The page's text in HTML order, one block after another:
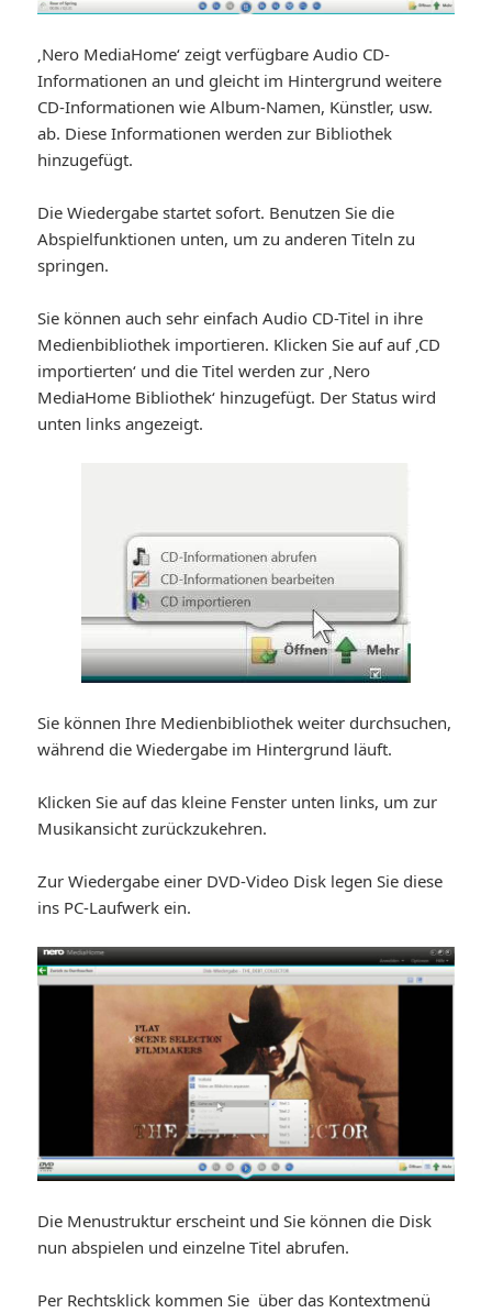
‚Nero MediaHome‘ zeigt verfügbare Audio CD-
Informationen an und gleicht im Hintergrund weitere
CD-Informationen wie Album-Namen, Künstler, usw.
ab. Diese Informationen werden zur Bibliothek
hinzugefügt.
Die Wiedergabe startet sofort. Benutzen Sie die
Abspielfunktionen unten, um zu anderen Titeln zu
springen.
Sie können auch sehr einfach Audio CD-Titel in ihre
Medienbibliothek importieren. Klicken Sie auf auf ‚CD
importierten‘ und die Titel werden zur ‚Nero
MediaHome Bibliothek‘ hinzugefügt. Der Status wird
unten links angezeigt.
Sie können Ihre Medienbibliothek weiter durchsuchen,
während die Wiedergabe im Hintergrund läuft.
Klicken Sie auf das kleine Fenster unten links, um zur
Musikansicht zurückzukehren.
Zur Wiedergabe einer DVD-Video Disk legen Sie diese
ins PC-Laufwerk ein.
Die Menustruktur erscheint und Sie können die Disk
nun abspielen und einzelne Titel abrufen.
Per Rechtsklick kommen Sie über das Kontextmenü